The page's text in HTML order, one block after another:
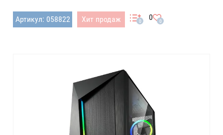
Артикул: 058822 Хит продаж 0 0 0